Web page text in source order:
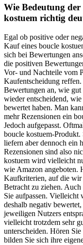
Wie Bedeutung
kostuem richtig
Egal ob positive oder
Kauf eines boucle
sich bei Bewertungen
die positiven
Vor- und Nachteile vom
Kaufentscheidung
Bewertungen an, wie
wieder entscheidend,
bewertet haben. Man
mehr Rezensionen ein
Jedoch aufgepasst.
boucle kostuem-
liefern aber dennoch ein
Rezensionen sind also
kostuem wird vielleicht
wie Amazon angeboten.
Kaufkriterien, auf die wir
Betracht zu ziehen.
Sie aufpassen. Vielleicht
deshalb negativ
jeweiligen Nutzers
vielleicht trotzdem sehr
unterscheiden. Hören
bilden Sie sich ihre